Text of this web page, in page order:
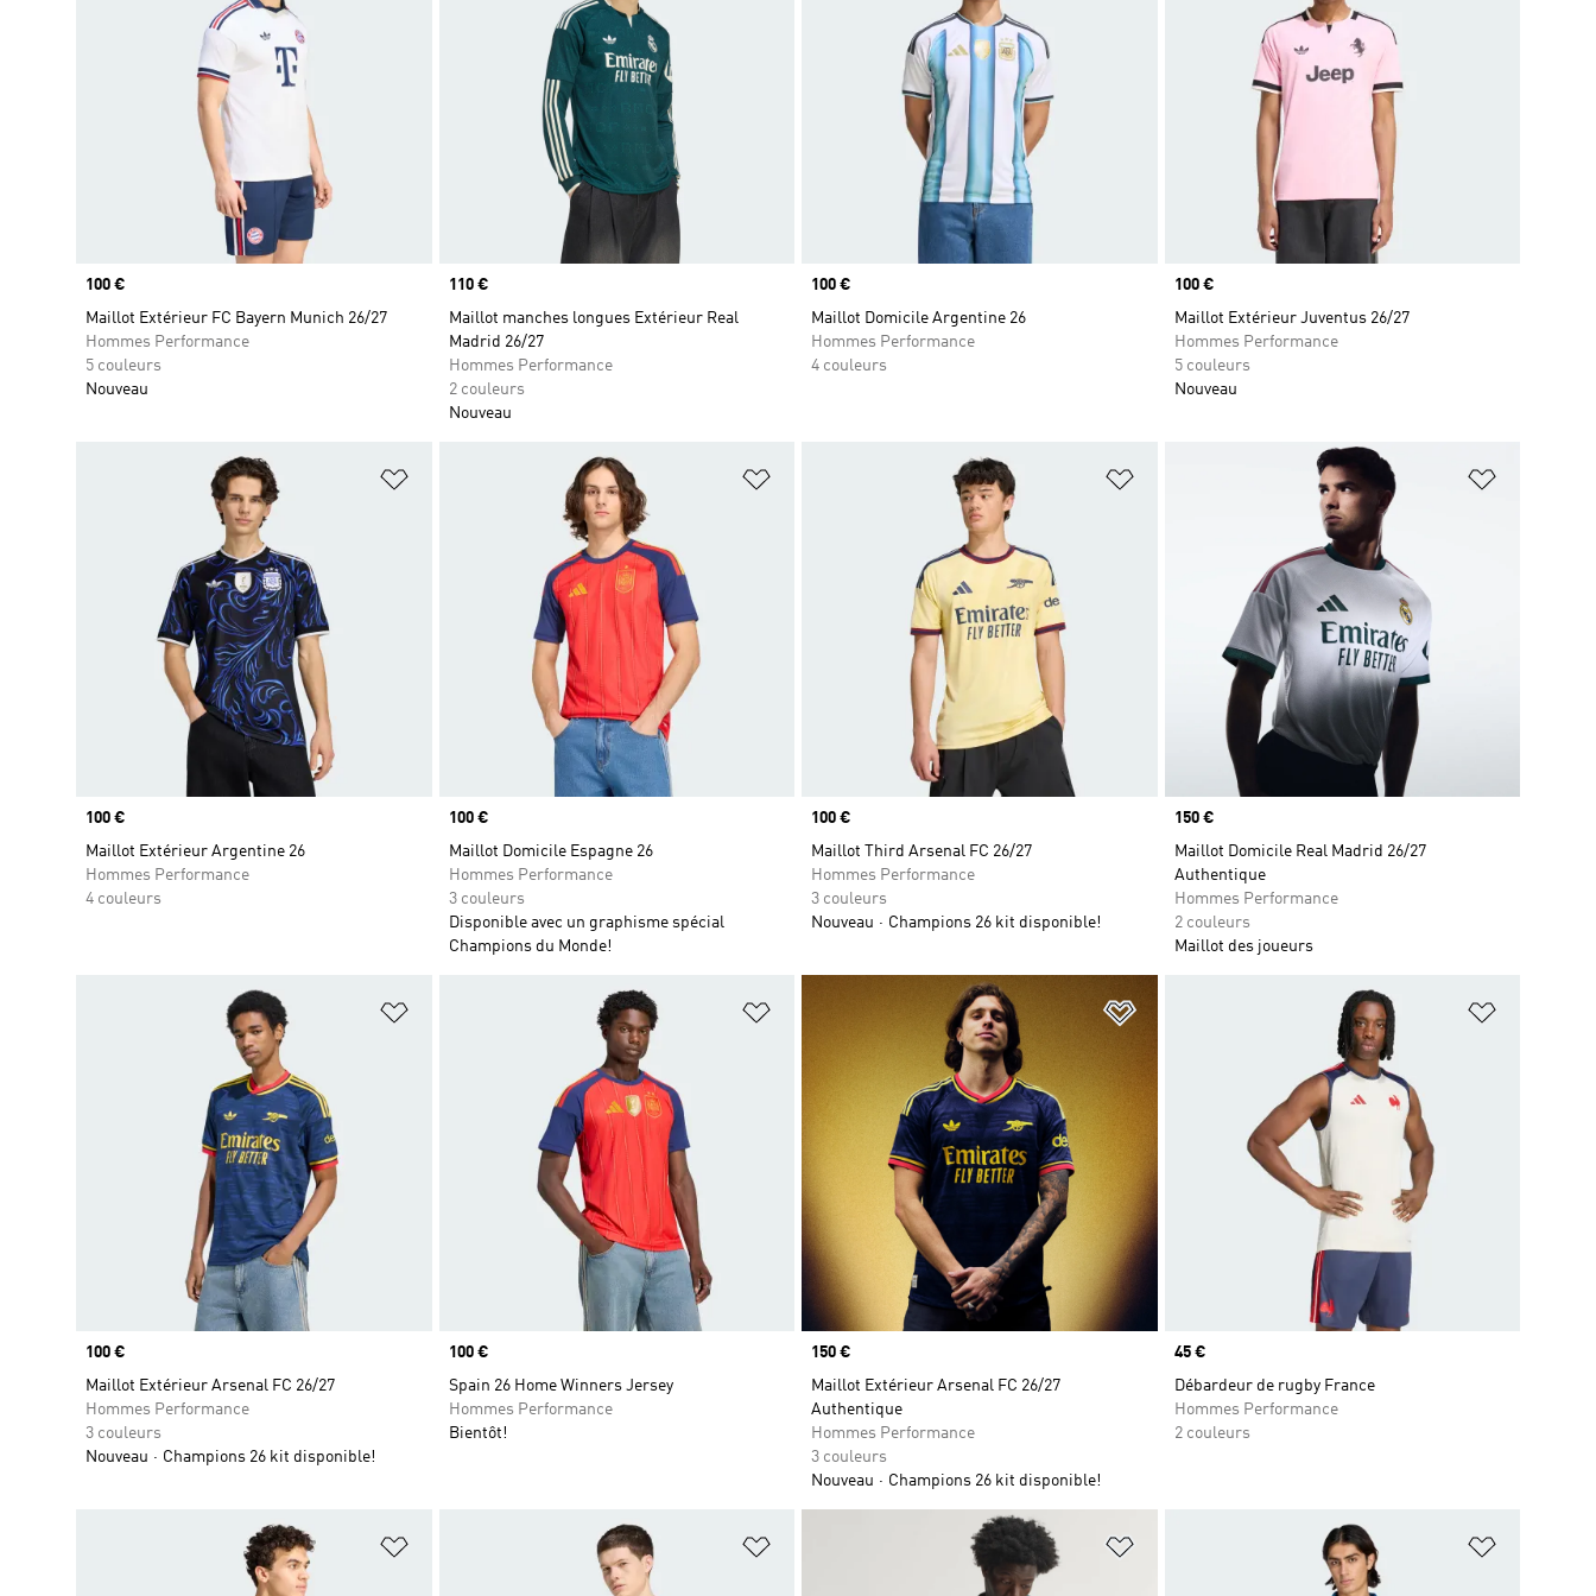
Prix
100 €
Maillot Extérieur FC Bayern Munich 26/27
Hommes Performance
5 couleurs
Nouveau
Prix
110 €
Maillot manches longues Extérieur Real
Madrid 26/27
Hommes Performance
2 couleurs
Nouveau
Prix
100 €
Maillot Domicile Argentine 26
Hommes Performance
4 couleurs
Prix
100 €
Maillot Extérieur Juventus 26/27
Hommes Performance
5 couleurs
Nouveau
Ajouter à la Liste de produits favoris
Prix
100 €
Maillot Extérieur Argentine 26
Hommes Performance
4 couleurs
Ajouter à la Liste de produits favoris
Prix
100 €
Maillot Domicile Espagne 26
Hommes Performance
3 couleurs
Disponible avec un graphisme spécial
Champions du Monde!
Ajouter à la Liste de produits favoris
Prix
100 €
Maillot Third Arsenal FC 26/27
Hommes Performance
3 couleurs
Nouveau
Champions 26 kit disponible!
Prix
150 €
Maillot Domicile Real Madrid 26/27
Authentique
Hommes Performance
2 couleurs
Maillot des joueurs
Ajouter à la Liste de produits favoris
Prix
100 €
Maillot Extérieur Arsenal FC 26/27
Hommes Performance
3 couleurs
Nouveau
Champions 26 kit disponible!
Ajouter à la Liste de produits favoris
Prix
100 €
Spain 26 Home Winners Jersey
Hommes Performance
Bientôt!
Ajouter à la Liste de produits favoris
Prix
150 €
Maillot Extérieur Arsenal FC 26/27
Authentique
Hommes Performance
3 couleurs
Nouveau
Champions 26 kit disponible!
Prix
45 €
Débardeur de rugby France
Hommes Performance
2 couleurs
Ajouter à la Liste de produits favoris Ajouter à la Liste de produits favoris Ajouter à la Liste de produits favoris